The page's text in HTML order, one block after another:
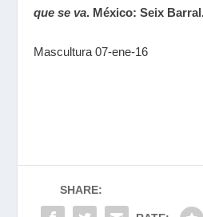
que se va. México: Seix
Mascultura 07-ene-16
SHARE: